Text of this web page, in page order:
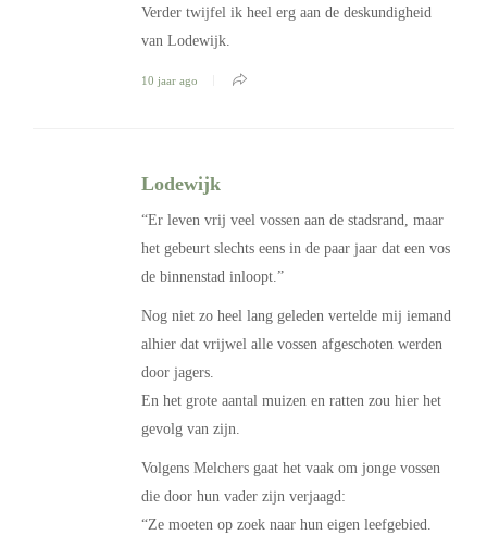
Verder twijfel ik heel erg aan de deskundigheid
van Lodewijk.
10 jaar ago
Lodewijk
“Er leven vrij veel vossen aan de stadsrand, maar
het gebeurt slechts eens in de paar jaar dat een vos
de binnenstad inloopt.”
Nog niet zo heel lang geleden vertelde mij iemand
alhier dat vrijwel alle vossen afgeschoten werden
door jagers.
En het grote aantal muizen en ratten zou hier het
gevolg van zijn.
Volgens Melchers gaat het vaak om jonge vossen
die door hun vader zijn verjaagd:
“Ze moeten op zoek naar hun eigen leefgebied.